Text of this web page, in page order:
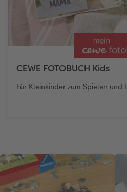
Anleitungen &
Inspiration
Neuheiten
Aktionen
Extras
im Wunschformat
Neuheiten
Extras
Aktionen
Digitale
CEWE myPhotos
Neuheiten
Aktionen
CEWE FOTOBUCH Kids
Für Kleinkinder zum Spielen und